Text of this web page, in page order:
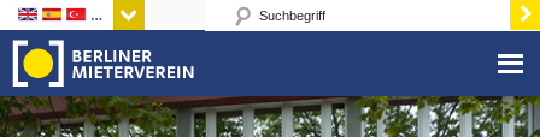
Sprachen